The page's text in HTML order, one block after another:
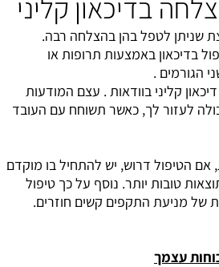
שניתן לטפל בהן בהצלחה רבה.
בדיכאון באמצעות תרופות או
הגורמים .
קליני בוודאות . עצם המודעות
לעזור לך, כאשר תשוחח עם העובד
הטיפול דרוש, יש להתחיל בו מוקדם
טובות יותר. נוסף על כך טיפול
מניעת התקפים קשים חוזרים.
עצמך